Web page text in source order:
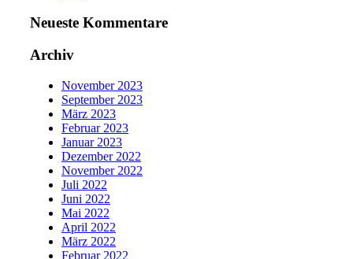
Neueste Kommentare
Archiv
November 2023
September 2023
März 2023
Februar 2023
Januar 2023
Dezember 2022
November 2022
Juli 2022
Juni 2022
Mai 2022
April 2022
März 2022
Februar 2022